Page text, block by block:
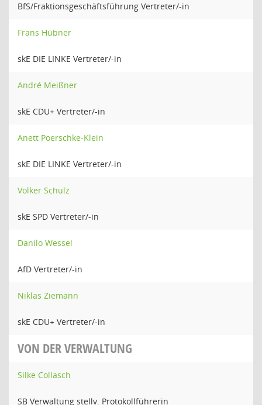
BfS/Fraktionsgeschäftsführung Vertreter/-in
Frans Hübner
skE DIE LINKE Vertreter/-in
André Meißner
skE CDU+ Vertreter/-in
Anett Poerschke-Klein
skE DIE LINKE Vertreter/-in
Volker Schulz
skE SPD Vertreter/-in
Danilo Wessel
AfD Vertreter/-in
Niklas Ziemann
skE CDU+ Vertreter/-in
VON DER VERWALTUNG
Silke Collasch
SB Verwaltung stellv. Protokollführerin